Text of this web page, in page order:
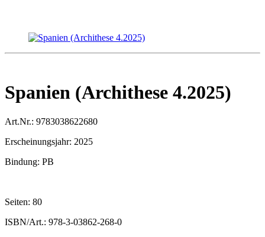
Spanien (Archithese 4.2025)
Art.Nr.: 9783038622680
Erscheinungsjahr: 2025
Bindung: PB
Seiten: 80
ISBN/Art.: 978-3-03862-268-0